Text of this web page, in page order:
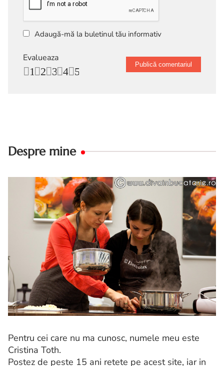
Adaugă-mă la buletinul tău informativ
Evalueaza
5
4
3
2
1
Despre mine
Pentru cei care nu ma cunosc, numele meu este
Cristina Toth.
Postez de peste 15 ani retete pe acest site, iar in